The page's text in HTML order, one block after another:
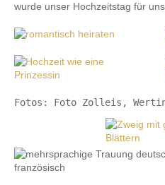
wurde unser Hochzeitstag für
Fotos: Foto Zolleis,